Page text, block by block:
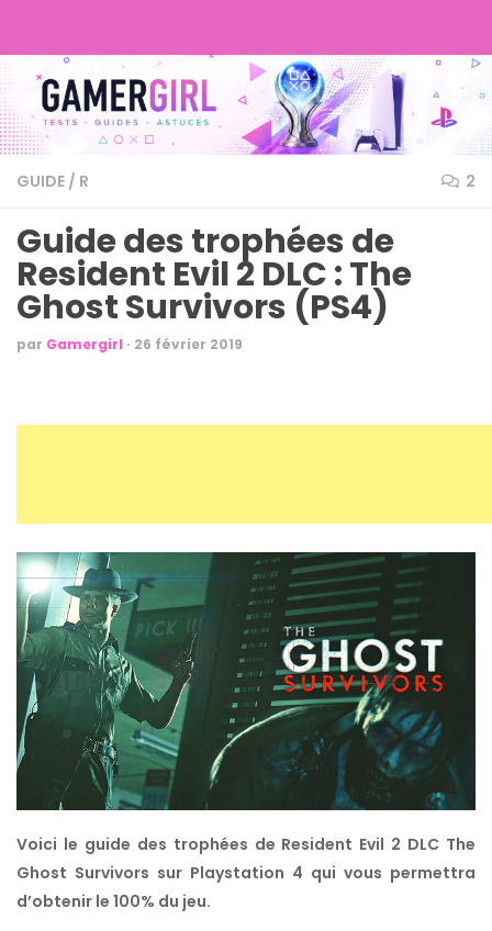
GUIDE / R 2
Guide des trophées de
Resident Evil 2 DLC : The
Ghost Survivors (PS4)
par Gamergirl · 26 février 2019
Voici le guide des trophées de Resident Evil 2 DLC The
Ghost Survivors sur Playstation 4 qui vous permettra
d’obtenir le 100% du jeu.